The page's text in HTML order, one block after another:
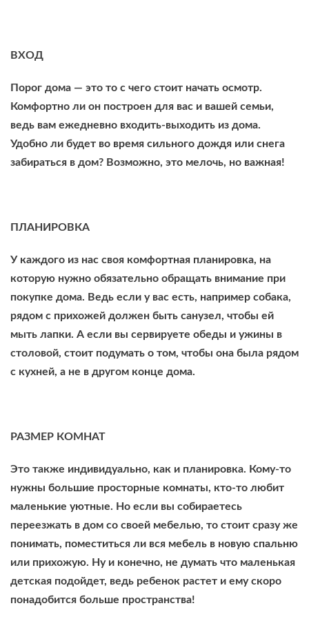
ВХОД
Порог дома — это то с чего стоит начать осмотр.
Комфортно ли он построен для вас и вашей семьи,
ведь вам ежедневно входить-выходить из дома.
Удобно ли будет во время сильного дождя или снега
забираться в дом? Возможно, это мелочь, но важная!
ПЛАНИРОВКА
У каждого из нас своя комфортная планировка, на
которую нужно обязательно обращать внимание при
покупке дома. Ведь если у вас есть, например собака,
рядом с прихожей должен быть санузел, чтобы ей
мыть лапки. А если вы сервируете обеды и ужины в
столовой, стоит подумать о том, чтобы она была рядом
с кухней, а не в другом конце дома.
РАЗМЕР КОМНАТ
Это также индивидуально, как и планировка. Кому-то
нужны большие просторные комнаты, кто-то любит
маленькие уютные. Но если вы собираетесь
переезжать в дом со своей мебелью, то стоит сразу же
понимать, поместиться ли вся мебель в новую спальню
или прихожую. Ну и конечно, не думать что маленькая
детская подойдет, ведь ребенок растет и ему скоро
понадобится больше пространства!